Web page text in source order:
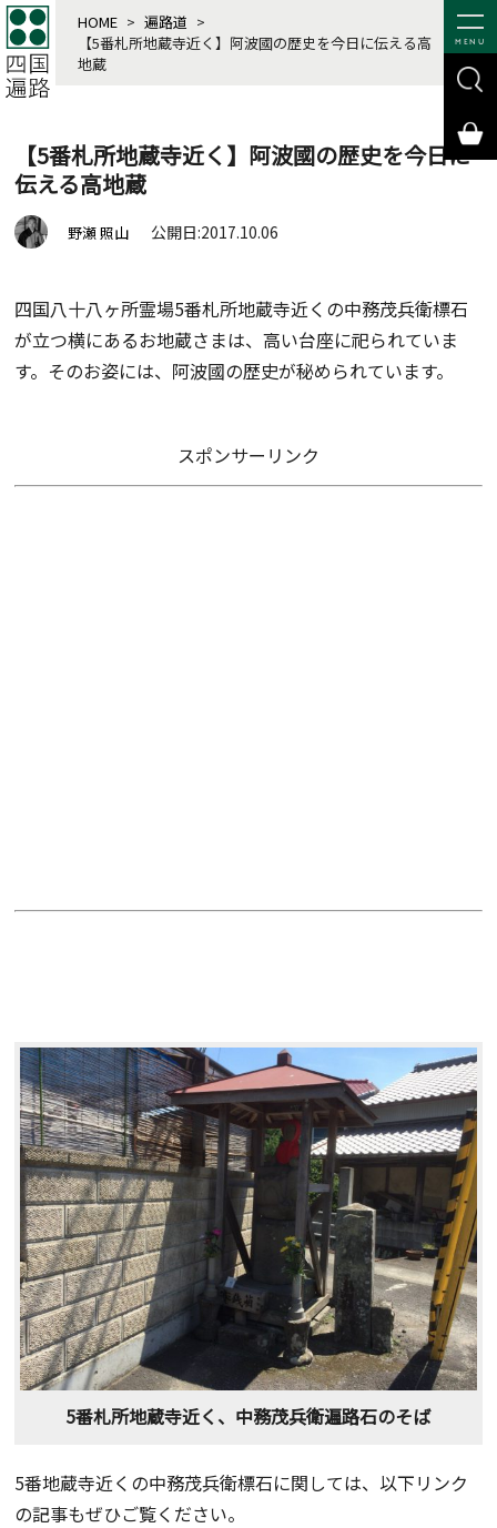
MENU
HOME > 遍路道 >
【5番札所地蔵寺近く】阿波國の歴史を今日に伝える高
地蔵
【5番札所地蔵寺近く】阿波國の歴史を今日に
伝える高地蔵
野瀬 照山 公開日:2017.10.06
四国八十八ヶ所霊場5番札所地蔵寺近くの中務茂兵衛標石
が立つ横にあるお地蔵さまは、高い台座に祀られていま
す。そのお姿には、阿波國の歴史が秘められています。
スポンサーリンク
5番札所地蔵寺近く、中務茂兵衛遍路石のそば
5番地蔵寺近くの中務茂兵衛標石に関しては、以下リンク
の記事もぜひご覧ください。